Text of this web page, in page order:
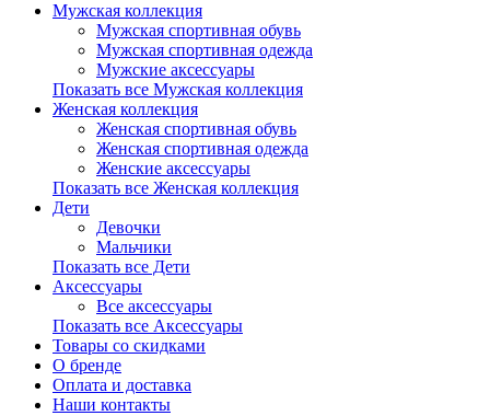
Мужская коллекция
Мужская спортивная обувь
Мужская спортивная одежда
Мужские аксессуары
Показать все Мужская коллекция
Женская коллекция
Женская спортивная обувь
Женская спортивная одежда
Женские аксессуары
Показать все Женская коллекция
Дети
Девочки
Мальчики
Показать все Дети
Аксессуары
Все аксессуары
Показать все Аксессуары
Товары со скидками
О бренде
Оплата и доставка
Наши контакты